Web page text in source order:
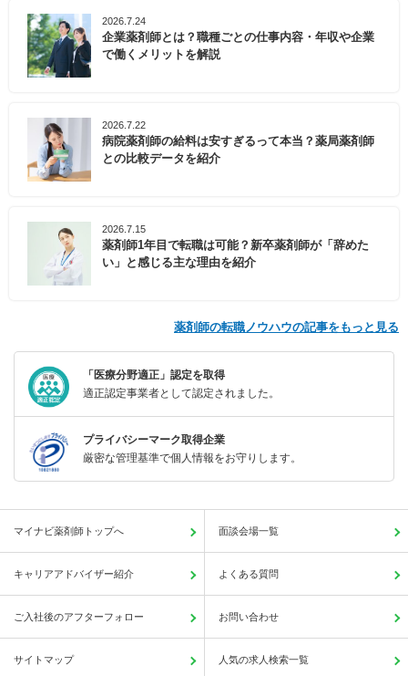
2026.7.24
企業薬剤師とは？職種ごとの仕事内容・年収や企業
で働くメリットを解説
2026.7.22
病院薬剤師の給料は安すぎるって本当？薬局薬剤師
との比較データを紹介
2026.7.15
薬剤師1年目で転職は可能？新卒薬剤師が「辞めた
い」と感じる主な理由を紹介
薬剤師の転職ノウハウの記事をもっと見る
「医療分野適正」認定を取得
適正認定事業者として認定されました。
プライバシーマーク取得企業
厳密な管理基準で個人情報をお守りします。
マイナビ薬剤師トップへ 面談会場一覧
キャリアアドバイザー紹介 よくある質問
ご入社後のアフターフォロー お問い合わせ
サイトマップ 人気の求人検索一覧